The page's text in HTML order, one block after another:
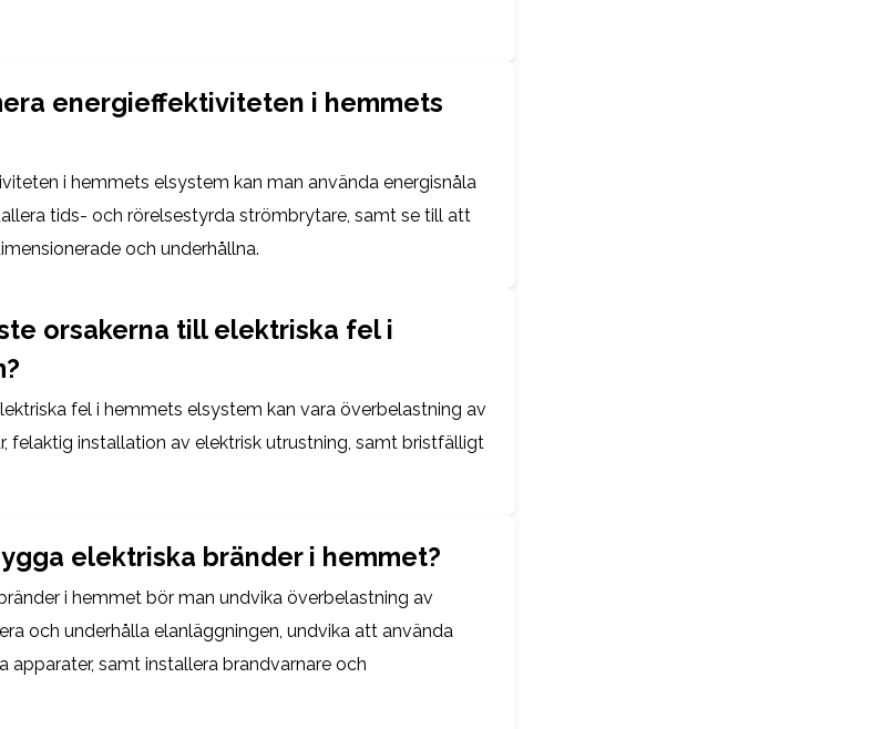
energieffektiviteten i hemmets
i hemmets elsystem kan man använda energisnåla
tids- och rörelsestyrda strömbrytare, samt se till att
och underhållna.
orsakerna till elektriska fel i
fel i hemmets elsystem kan vara överbelastning av
felaktig installation av elektrisk utrustning, samt bristfälligt
elektriska bränder i hemmet?
i hemmet bör man undvika överbelastning av
och underhålla elanläggningen, undvika att använda
apparater, samt installera brandvarnare och